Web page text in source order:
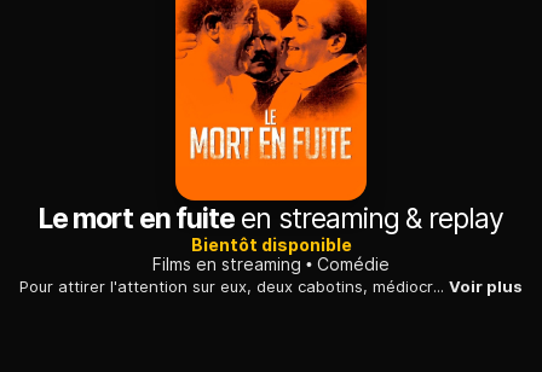
Le mort en fuite en streaming & replay
Bientôt disponible
Films en streaming
Comédie
Pour attirer l'attention sur eux, deux cabotins, médiocres comédiens, conçoivent un faux crime dont les conséquences vont dépasser leurs espérances... Voir plus